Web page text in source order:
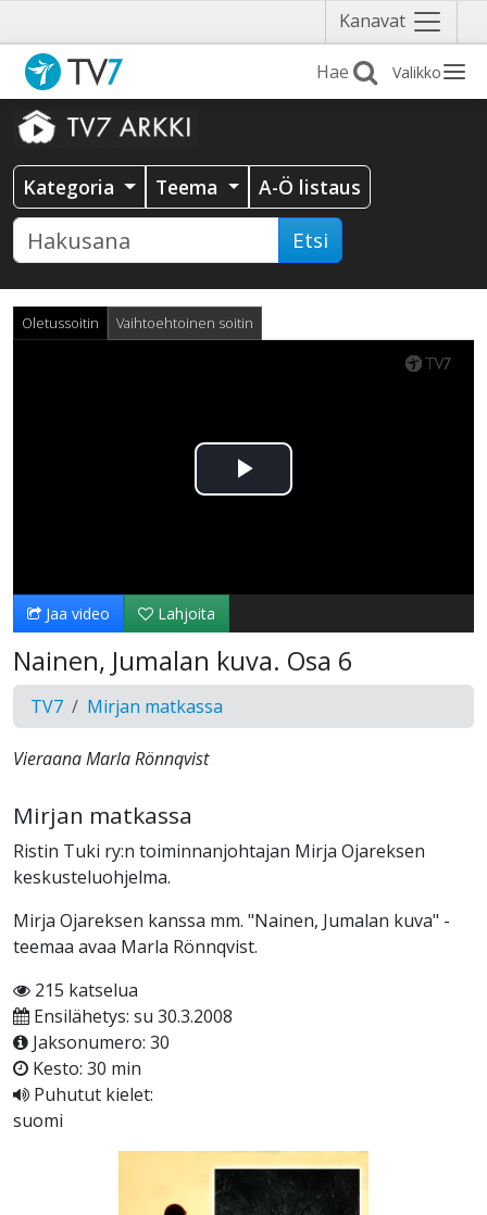
Kanavat Näytä
valikko
Valikko
Kategoria Teema A-Ö listaus
Etsi
Oletussoitin Vaihtoehtoinen soitin
Toista
Jaa video Lahjoita
Nainen, Jumalan kuva. Osa 6
TV7 Mirjan matkassa
Vieraana Marla Rönnqvist
Mirjan matkassa
Ristin Tuki ry:n toiminnanjohtajan Mirja Ojareksen
keskusteluohjelma.
Mirja Ojareksen kanssa mm. "Nainen, Jumalan kuva" -
teemaa avaa Marla Rönnqvist.
215 katselua
Ensilähetys: su 30.3.2008
Jaksonumero: 30
Kesto: 30 min
Puhutut kielet:
suomi